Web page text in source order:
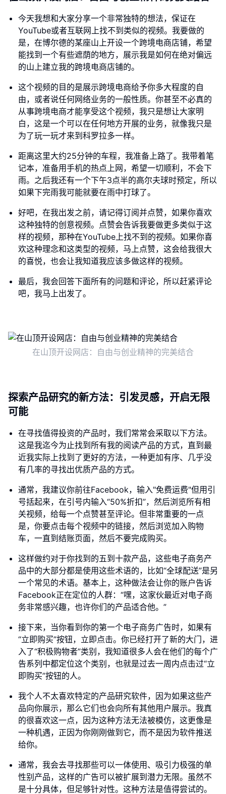
今天我想和大家分享一个非常独特的想法，保证在
YouTube或者互联网上找不到类似的视频。我要做的
是，在博尔德的某座山上开设一个跨境电商店铺，希望
能找到一个有些遮荫的地方，展示我是如何在绝对偏远
的山上建立我的跨境电商店铺的。
这个视频的目的是展示跨境电商给予你多大程度的自
由，或者说任何网络业务的一般性质。你甚至不必真的
从事跨境电商才能享受这个视频，我只是想让大家明
白，这是一个可以在任何地方开展的业务，就像我只是
为了玩一玩才来到科罗拉多一样。
距离这里大约25分钟的车程，我准备上路了。我带着笔
记本，准备用手机的热点上网，希望一切顺利，不会下
雨。之后我还有一个下午3点半的高尔夫球时预定，所以
如果下完雨我可能就要在雨中打球了。
好吧，在我出发之前，请记得订阅并点赞，如果你喜欢
这种独特的创意视频。点赞会告诉我要做更多类似于这
样的视频，那种在YouTube上找不到的视频。如果你喜
欢这种理念和这类型的视频，马上点赞，这会给我很大
的喜悦，也会让我知道我应该多做这样的视频。
最后，我会回答下面所有的问题和评论，所以赶紧评论
吧，我马上出发了。
在山顶开设网店：自由与创业精神的完美结合
探索产品研究的新方法：引发灵感，开启无限
可能
在寻找值得投资的产品时，我们常常会采取以下方法。
这是我迄今为止找到所有我的阅读产品的方式，直到最
近我实际上找到了更好的方法，一种更加有序、几乎没
有几率的寻找出优质产品的方式。
通常，我建议你前往Facebook，输入"免费运费"但用引
号括起来，在引号内输入“50%折扣”，然后浏览所有相
关视频，给每一个点赞甚至评论。但非常重要的一点
是，你要点击每个视频中的链接，然后浏览加入购物
车，一直到结账页面，然后不要完成购买。
这样做约对于你找到的五到十款产品，这些电子商务产
品中的大部分都是使用这些术语的，比如“全球配送”是另
一个常见的术语。基本上，这种做法会让你的账户告诉
Facebook正在定位的人群：“嘿，这家伙最近对电子商
务非常感兴趣，也许你们的产品适合他。”
接下来，当你看到你的第一个电子商务广告时，如果有
“立即购买”按钮，立即点击。你已经打开了新的大门，进
入了“积极购物者”类别，我知道很多人会在他们的每个广
告系列中都定位这个类别，也就是过去一周内点击过“立
即购买”按钮的人。
我个人不太喜欢特定的产品研究软件，因为如果这些产
品向你展示，那么它们也会向所有其他用户展示。我真
的很喜欢这一点，因为这种方法无法被模仿，这更像是
一种机遇，正因为你刚刚做到它，而不是因为软件推送
给你。
通常，我会去寻找那些可以一体使用、吸引力极强的单
性别产品，这样的广告可以被扩展到潜力无限。虽然不
是十分具体，但足够针对性。这种方法是值得尝试的。